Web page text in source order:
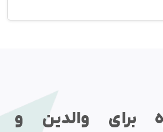
برای والدین و